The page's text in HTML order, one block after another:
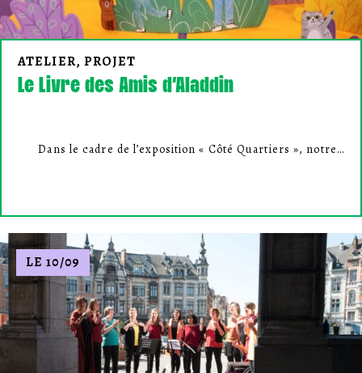
ATELIER, PROJET
Le Livre des Amis d’Aladdin
Dans le cadre de l’exposition « Côté Quartiers », notre…
LE 10/09